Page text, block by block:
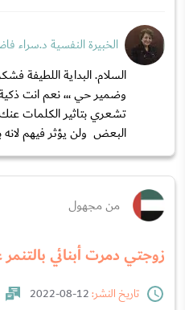
الخبيرة النفسية د.سراء
السلام. البداية اللطيفة
وضمير حي ،،، نعم انت
تشعري بتاثير الكلمات
البعض ولن يؤثر فيهم
من مجهول
زوجتي دمرت أبنائي
تاريخ النشر: